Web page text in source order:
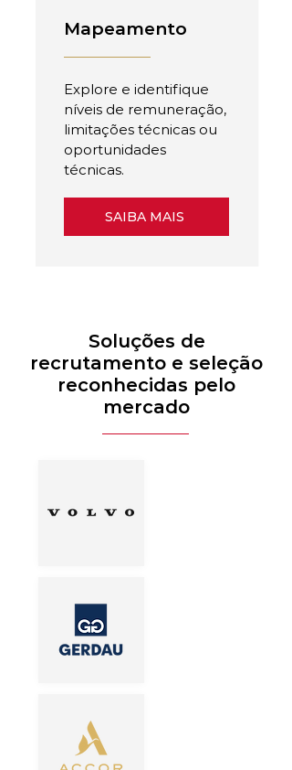
Mapeamento
Explore e identifique
níveis de remuneração,
limitações técnicas ou
oportunidades
técnicas.
SAIBA MAIS
Soluções de
recrutamento e seleção
reconhecidas pelo
mercado